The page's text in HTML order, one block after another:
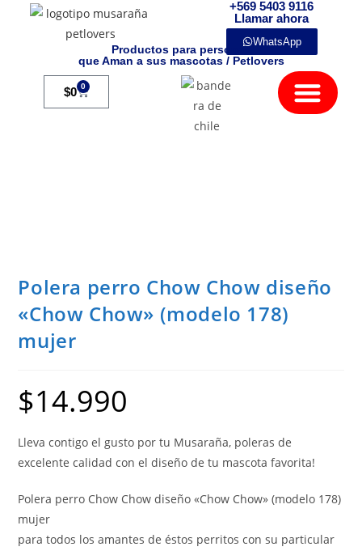
+569 5403 9116
Llamar ahora
WhatsApp
Productos para personas
que Aman a sus mascotas / Petlovers
$0 0
Polera perro Chow Chow diseño
«Chow Chow» (modelo 178)
mujer
$14.990
Lleva contigo el gusto por tu Musaraña, poleras de
excelente calidad con el diseño de tu mascota favorita!
Polera perro Chow Chow diseño «Chow Chow» (modelo 178)
mujer
para todos los amantes de éstos perritos con su particular